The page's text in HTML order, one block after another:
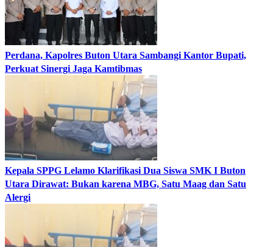
Perdana, Kapolres Buton Utara Sambangi Kantor Bupati,
Perkuat Sinergi Jaga Kamtibmas
Kepala SPPG Lelamo Klarifikasi Dua Siswa SMK I Buton
Utara Dirawat: Bukan karena MBG, Satu Maag dan Satu
Alergi